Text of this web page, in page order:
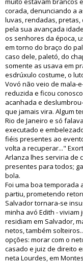
corada, denunciando a
luvas, rendadas, pretas,
pela sua avançada
os senhores da época,
em torno do braço do
caso dele, paletó, do
somente as usava em
esdrúxulo costume, o
Vovó não veio de mala-
reduzida e ficou
acanhada e
que jamais vira. Algum
Rio de Janeiro e só
executado e
fiéis presentes ao
volta a recuperar..."
Arlanza lhes serviria de
presentes para todos;
bola.
Foi uma boa temporada
partiu, prometendo
Salvador tornara-se
minha avó Edith -
residiam em Salvador,
netos, também
opções: morar com o
casado e juiz de direito
neta Lourdes, em